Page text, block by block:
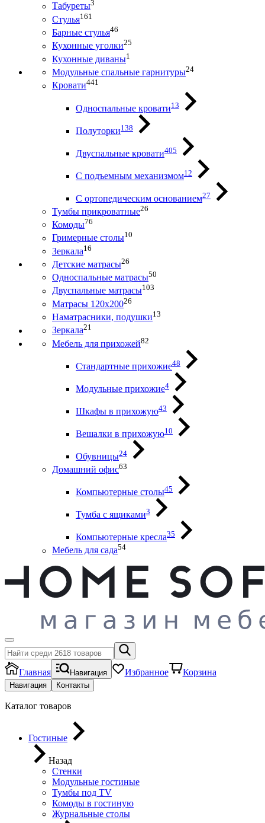
Табуреты3
Стулья161
Барные стулья46
Кухонные уголки25
Кухонные диваны1
Модульные спальные гарнитуры24
Кровати441
Односпальные кровати13
Полуторки138
Двуспальные кровати405
С подъемным механизмом12
С ортопедическим основанием27
Тумбы прикроватные26
Комоды76
Гримерные столы10
Зеркала16
Детские матрасы26
Односпальные матрасы50
Двуспальные матрасы103
Матрасы 120х20026
Наматрасники, подушки13
Зеркала21
Мебель для прихожей82
Стандартные прихожие48
Модульные прихожие4
Шкафы в прихожую43
Вешалки в прихожую10
Обувницы24
Домашний офис63
Компьютерные столы45
Тумба с ящиками3
Компьютерные кресла35
Мебель для сада54
Главная Навигация Избранное Корзина
Навигация Контакты
Каталог товаров
Гостиные
Назад
Стенки
Модульные гостиные
Тумбы под ТV
Комоды в гостиную
Журнальные столы